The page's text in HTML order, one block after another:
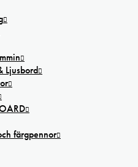
Ljusbord
färgpennor